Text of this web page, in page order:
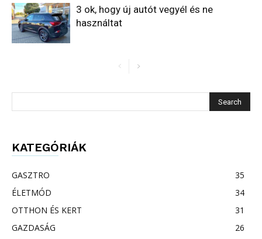
3 ok, hogy új autót vegyél és ne
használtat
KATEGÓRIÁK
GASZTRO
35
ÉLETMÓD
34
OTTHON ÉS KERT
31
GAZDASÁG
26